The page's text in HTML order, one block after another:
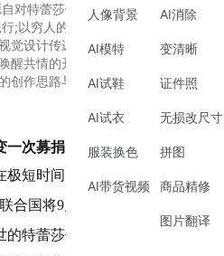
人像背景
AI模特
AI试鞋
AI试衣
服装换色
AI带货视频
AI消除
变清晰
证件照
无损改尺寸
拼图
商品精修
图片翻译
对特蕾莎修女的纪念——这位诺贝
;以穷人的名义活着。如今，公益组
觉设计传递善意。一张好的慈善海
醒共情的开关。本文从真实案例出
创作思路与实操路径。
一次募捐的结果
极短时间内完成"看见—触动—
合国将9月5日定为国际慈善
的特蕾莎修女。她一生救助穷